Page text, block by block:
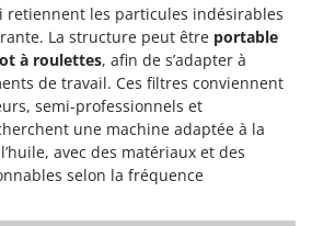
retiennent les particules indésirables
La structure peut être portable
à roulettes, afin de s’adapter à
de travail. Ces filtres conviennent
semi-professionnels et
une machine adaptée à la
avec des matériaux et des
selon la fréquence